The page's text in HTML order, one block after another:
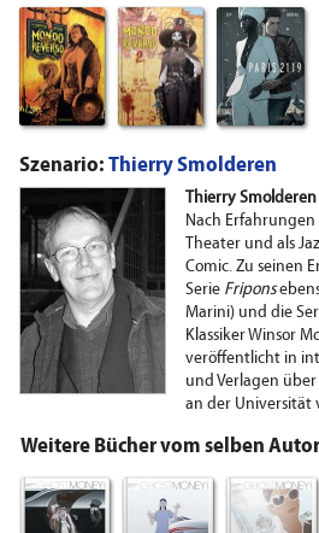
Szenario: Thierry Smolderen
Thierry Smolderen
Nach
Theater und als
Comic. Zu seinen
Serie Fripons
Marini) und die
Klassiker Winsor
veröffentlicht in
und Verlagen
an der Universität
Weitere Bücher vom selben